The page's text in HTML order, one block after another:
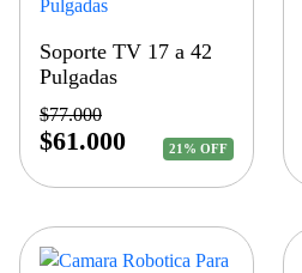
Soporte TV 17 a 42
Pulgadas
$77.000
$61.000 21% OFF